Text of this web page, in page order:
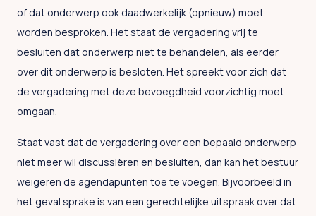
of dat onderwerp ook daadwerkelijk (opnieuw) moet
worden besproken. Het staat de vergadering vrij te
besluiten dat onderwerp niet te behandelen, als eerder
over dit onderwerp is besloten. Het spreekt voor zich dat
de vergadering met deze bevoegdheid voorzichtig moet
omgaan.
Staat vast dat de vergadering over een bepaald onderwerp
niet meer wil discussiëren en besluiten, dan kan het bestuur
weigeren de agendapunten toe te voegen. Bijvoorbeeld in
het geval sprake is van een gerechtelijke uitspraak over dat